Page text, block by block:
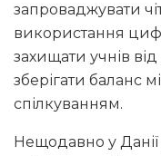
запроваджувати
використання
захищати учнів від
зберігати баланс
спілкуванням.
Нещодавно у